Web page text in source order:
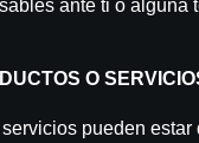
ante ti o
O
pueden